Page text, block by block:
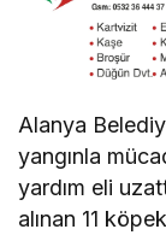
Alanya
yangınla
yardım eli
alınan 11